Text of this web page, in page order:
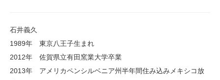
石井義久
1989年 東京八王子生まれ
2012年 佐賀県立有田窯業大学卒業
2013年 アメリカペンシルベニア州半年間住み込みメキシコ放